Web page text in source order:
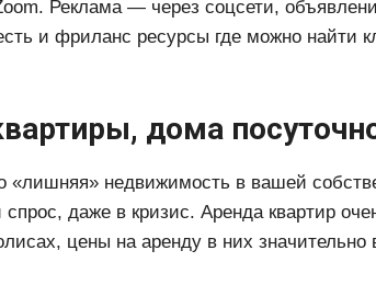
Реклама — через соцсети,
и фриланс ресурсы где можно найти
дома
«лишняя» недвижимость в вашей
спрос, даже в кризис. Аренда квартир
цены на аренду в них